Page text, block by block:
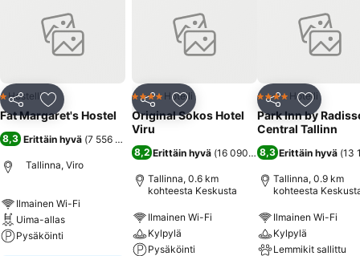
Jaa Lisää suosikkeihin
1 Tähtiluokitus
Hostelli
Fat Margaret's Hostel
8,3 Erittäin hyvä (7 556 arviota
Tallinna, Viro
Ilmainen Wi-Fi
Uima-allas
Pysäköinti
Jaa Lisää suosikkeihin
4 Tähtiluokitus
Hotelli
Original Sokos Hotel
Viru
8,2 Erittäin hyvä (16 090 arviota)
Tallinna, 0.6 km
kohteesta Keskusta
Ilmainen Wi-Fi
Kylpylä
Pysäköinti
Jaa Lisää
4 Tähtiluokitus
Hotelli
Park Inn by
Central Tallinn
8,3 Erittäin hyvä (13
Tallinna, 0.9 km
kohteesta
Ilmainen Wi-Fi
Kylpylä
Lemmikit sallittu